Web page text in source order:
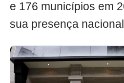
e 176 municípios em
sua presença